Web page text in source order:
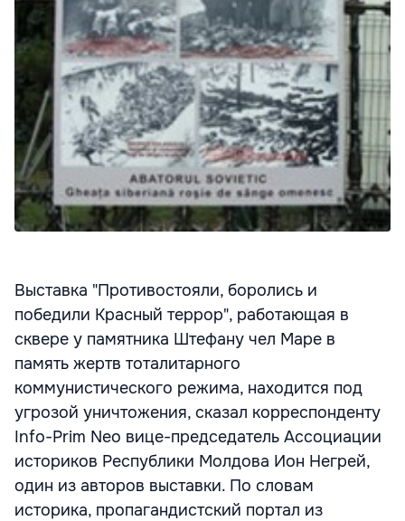
Выставка "Противостояли, боролись и
победили Красный террор", работающая в
сквере у памятника Штефану чел Маре в
память жертв тоталитарного
коммунистического режима, находится под
угрозой уничтожения, сказал корреспонденту
Info-Prim Neo вице-председатель Ассоциации
историков Республики Молдова Ион Негрей,
один из авторов выставки. По словам
историка, пропагандистский портал из